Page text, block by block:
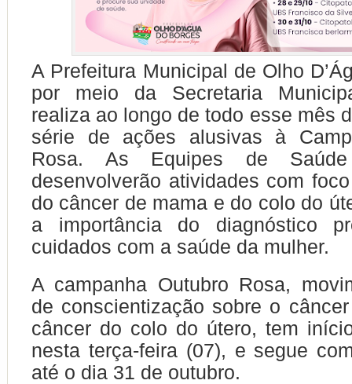
A Prefeitura Municipal de Olho
por meio da Secretaria
realiza ao longo de todo esse mês
série de ações alusivas à
Rosa. As Equipes de
desenvolverão atividades com
do câncer de mama e do colo do
a importância do diagnóstico
cuidados com a saúde da mulher.
A campanha Outubro Rosa,
de conscientização sobre o
câncer do colo do útero, tem
nesta terça-feira (07), e segue
até o dia 31 de outubro.